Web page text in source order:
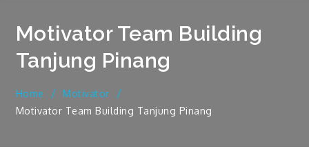
Motivator Team Building
Tanjung Pinang
Home
Motivator
Motivator Team Building Tanjung Pinang